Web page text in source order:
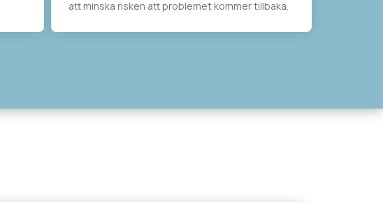
att minska risken att problemet kommer tillbaka.